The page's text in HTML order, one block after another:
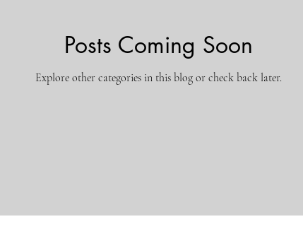
Posts Coming Soon
Explore other categories in this blog or check back later.